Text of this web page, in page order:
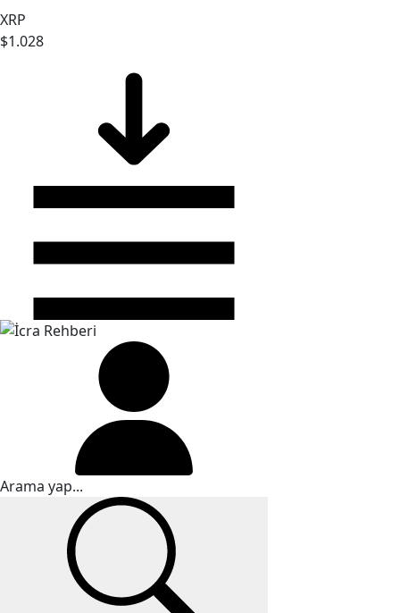
XRP
$1.028